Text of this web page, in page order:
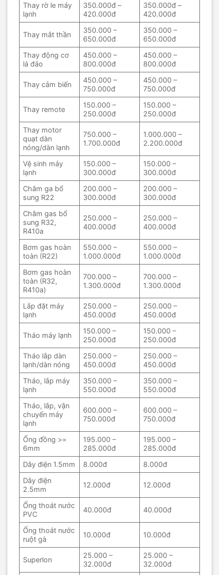
Thay rờ le máy
lạnh
350.000đ –
420.000đ
350.000đ –
420.000đ
Thay mắt thần
350.000 –
650.000đ
350.000 –
650.000đ
Thay động cơ
lá đảo
450.000 –
800.000đ
450.000 –
800.000đ
Thay cảm biến
450.000 –
750.000đ
450.000 –
750.000đ
Thay remote
150.000 –
250.000đ
150.000 –
250.000đ
Thay motor
quạt dàn
nóng/dàn lạnh
750.000 –
1.700.000đ
1.000.000 –
2.200.000đ
Vệ sinh máy
lạnh
150.000 –
300.000đ
150.000 –
300.000đ
Châm ga bổ
sung R22
200.000 –
300.000đ
200.000 –
300.000đ
Châm gas bổ
sung R32,
R410a
250.000 –
400.000đ
250.000 –
400.000đ
Bơm gas hoàn
toàn (R22)
550.000 –
1.000.000đ
550.000 –
1.000.000đ
Bơm gas hoàn
toàn (R32,
R410a)
700.000 –
1.300.000đ
700.000 –
1.300.000đ
Lắp đặt máy
lạnh
250.000 –
450.000đ
250.000 –
450.000đ
Tháo máy lạnh
150.000 –
250.000đ
150.000 –
250.000đ
Tháo lắp dàn
lạnh/dàn nóng
250.000 –
450.000đ
250.000 –
450.000đ
Tháo, lắp máy
lạnh
350.000 –
550.000đ
350.000 –
550.000đ
Tháo, lắp, vận
chuyển máy
lạnh
600.000 –
750.000đ
600.000 –
750.000đ
Ống đồng >=
6mm
195.000 –
285.000đ
195.000 –
285.000đ
Dây điện 1.5mm
8.000đ
8.000đ
Dây điện
2.5mm
12.000đ 12.000đ
Ống thoát nước
PVC
40.000đ 40.000đ
Ống thoát nước
ruột gà
10.000đ 10.000đ
Superlon
25.000 –
32.000đ
25.000 –
32.000đ